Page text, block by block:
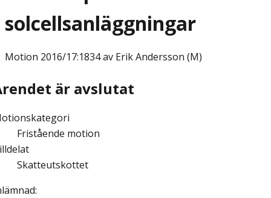
solcellsanläggningar
Motion 2016/17:1834 av Erik Andersson (M)
är avslutat
Fristående motion
Skatteutskottet
: